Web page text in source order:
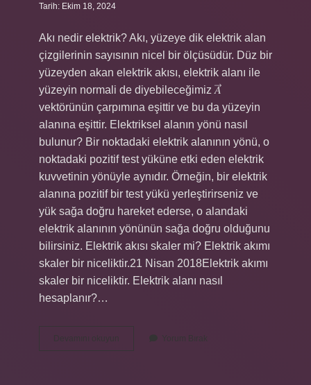
Tarih: Ekim 18, 2024
Akı nedir elektrik? Akı, yüzeye dik elektrik alan
çizgilerinin sayısının nicel bir ölçüsüdür. Düz bir
yüzeyden akan elektrik akısı, elektrik alanı ile
yüzeyin normali de diyebileceğimiz 𝐴⃗
vektörünün çarpımına eşittir ve bu da yüzeyin
alanına eşittir. Elektriksel alanın yönü nasıl
bulunur? Bir noktadaki elektrik alanının yönü, o
noktadaki pozitif test yüküne etki eden elektrik
kuvvetinin yönüyle aynıdır. Örneğin, bir elektrik
alanına pozitif bir test yükü yerleştirirseniz ve
yük sağa doğru hareket ederse, o alandaki
elektrik alanının yönünün sağa doğru olduğunu
bilirsiniz. Elektrik akısı skaler mi? Elektrik akımı
skaler bir niceliktir.21 Nisan 2018Elektrik akımı
skaler bir niceliktir. Elektrik alanı nasıl
hesaplanır?…
Devamını okuyun
Elektriksel
Akı
Yorum Bırak